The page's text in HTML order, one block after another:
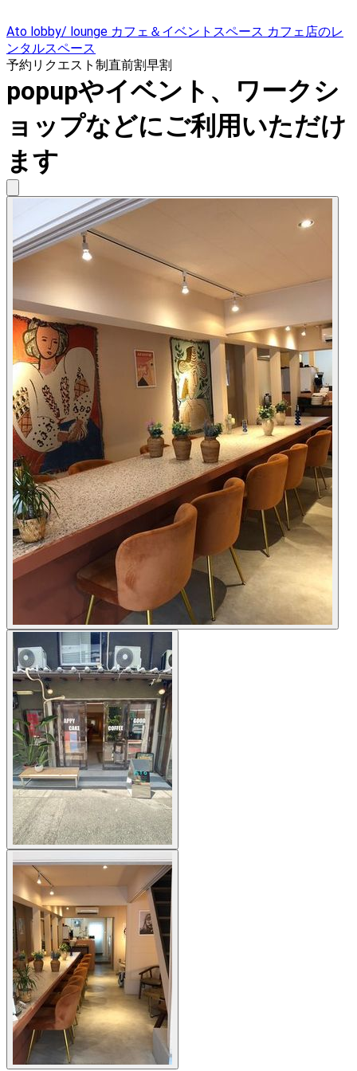
Ato lobby/ lounge カフェ＆イベントスペース カフェ店のレ
ンタルスペース
予約リクエスト制直前割早割
popupやイベント、ワークシ
ョップなどにご利用いただけ
ます